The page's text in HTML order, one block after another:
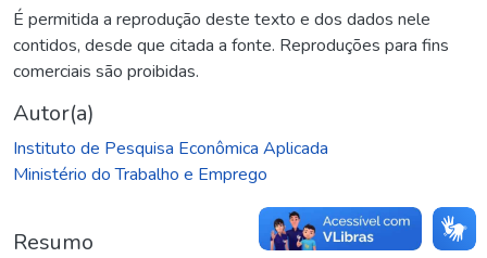
É permitida a reprodução deste texto e dos dados nele
contidos, desde que citada a fonte. Reproduções para fins
comerciais são proibidas.
Autor(a)
Instituto de Pesquisa Econômica Aplicada
Ministério do Trabalho e Emprego
Resumo